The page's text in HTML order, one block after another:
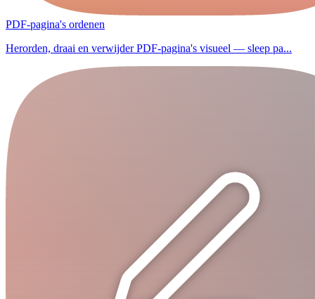
PDF-pagina's ordenen
Herorden, draai en verwijder PDF-pagina's visueel — sleep pa...